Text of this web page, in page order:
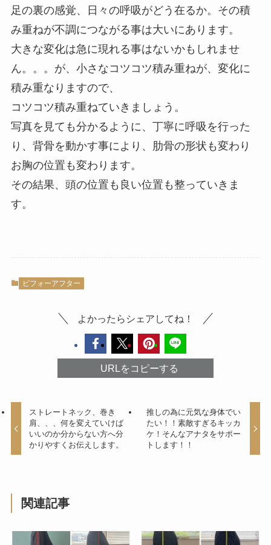
足の裏の感覚、日々の呼吸がどう在るか。その積
み重ねが不調につながる事は大いにあります。
大きな変化は急に現れる事はないかもしれませ
ん。。。が、小さなコツコツ積み重ねが、変化に
積み重なりますので、
コツコツ積み重ねていきましょう。
写真を見ても分かるように、丁寧に呼吸を行った
り、背骨を動かす事により、肋骨の形状も変わり
お胸の位置も変わります。
その結果、頭の位置も良い位置も整っていきま
す。
ビフォーアフター
よかったらシェアしてね！
URLをコピーする
ストレートネック、巻き
肩、、、何を変えていけば
いいのか分からない方へ分
かりやすくお伝えします。
推しの為に元気な身体でい
たい！！素敵すぎるキッカ
ケ！そんなアナタをサポー
トします！！
関連記事